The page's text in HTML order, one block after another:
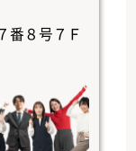
番８号７Ｆ